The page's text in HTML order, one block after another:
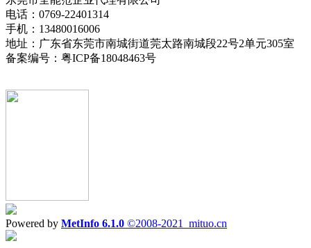
电话：0769-22401314
手机：13480016006
地址：广东省东莞市南城街道莞太路南城段22号2单元305室
备案编号：粤ICP备18048463号
Powered by MetInfo 6.1.0 ©2008-2021 mituo.cn